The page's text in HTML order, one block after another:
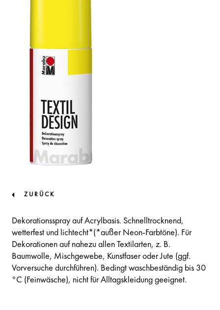
ZURÜCK
Dekorationsspray auf Acrylbasis. Schnelltrocknend,
wetterfest und lichtecht*(*außer Neon-Farbtöne). Für
Dekorationen auf nahezu allen Textilarten, z. B.
Baumwolle, Mischgewebe, Kunstfaser oder Jute (ggf.
Vorversuche durchführen). Bedingt waschbeständig bis 30
°C (Feinwäsche), nicht für Alltagskleidung geeignet.